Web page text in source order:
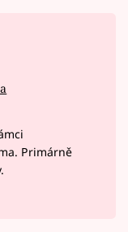
Primárně